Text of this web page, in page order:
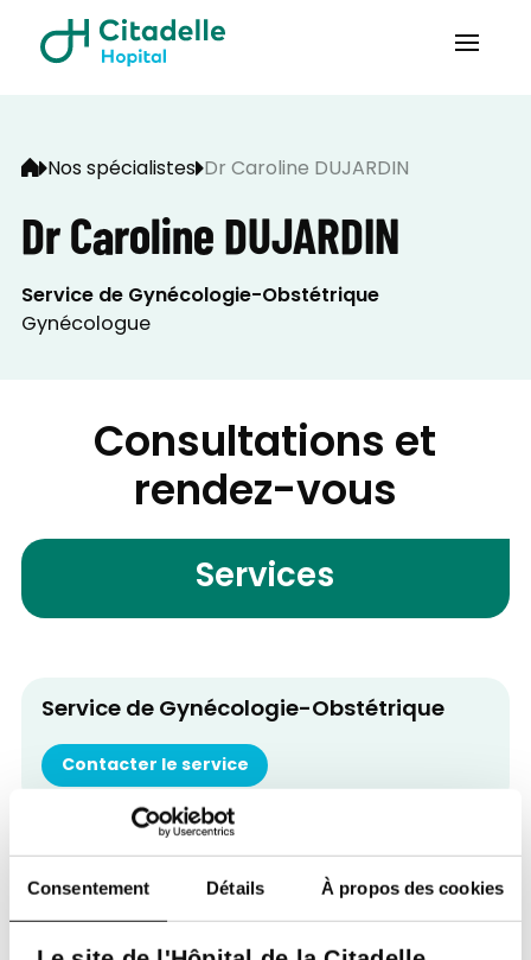
Consentement Détails À propos des cookies
Nos spécialistes Dr Caroline DUJARDIN
Dr Caroline DUJARDIN
Service de Gynécologie-Obstétrique
Gynécologue
Consultations et
rendez-vous
Services
Service de Gynécologie-Obstétrique
Contacter le service
Retour à tous nos spécialistes